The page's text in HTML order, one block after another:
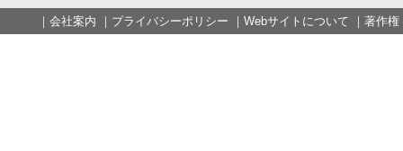
｜ 会社案内 ｜ プライバシーポリシー ｜ Webサイトについて ｜ 著作権